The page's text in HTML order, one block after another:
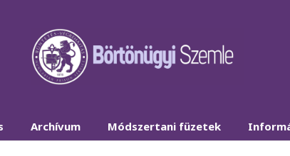
Archívum Módszertani füzetek